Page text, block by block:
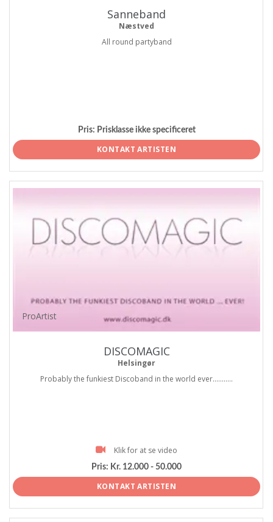
Sanneband
Næstved
All round partyband
Pris: Prisklasse ikke specificeret
KONTAKT ARTISTEN
ProArtist
DISCOMAGIC
Helsingør
Probably the funkiest Discoband in the world ever...........
Klik for at se video
Pris: Kr. 12.000 - 50.000
KONTAKT ARTISTEN